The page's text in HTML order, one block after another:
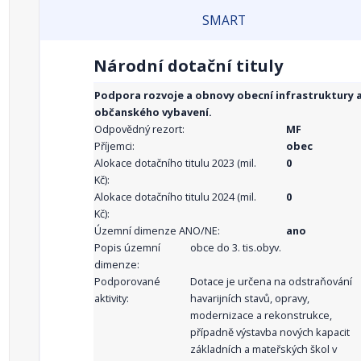
SMART
Národní dotační tituly
Podpora rozvoje a obnovy obecní infrastruktury
občanského vybavení.
Odpovědný rezort:
MF
Příjemci:
obec
Alokace dotačního titulu 2023 (mil.
Kč):
0
Alokace dotačního titulu 2024 (mil.
Kč):
0
Územní dimenze ANO/NE:
ano
Popis územní
dimenze:
obce do 3. tis.obyv.
Podporované
aktivity:
Dotace je určena na odstraňování
havarijních stavů, opravy,
modernizace a rekonstrukce,
případně výstavba nových kapacit
základních a mateřských škol v